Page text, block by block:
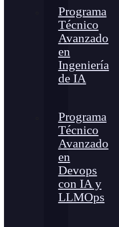
Programa
Técnico
Avanzado
en
Ingeniería
de IA
Programa
Técnico
Avanzado
en
Devops
con IA y
LLMOps